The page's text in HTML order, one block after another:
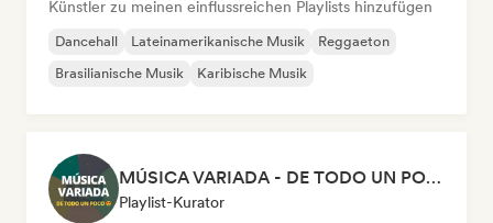
Künstler zu meinen einflussreichen Playlists hinzufügen
Dancehall Lateinamerikanische Musik
Reggaeton
Brasilianische Musik
Karibische Musik
MÚSICA VARIADA - DE TODO UN POCO
Playlist-Kurator